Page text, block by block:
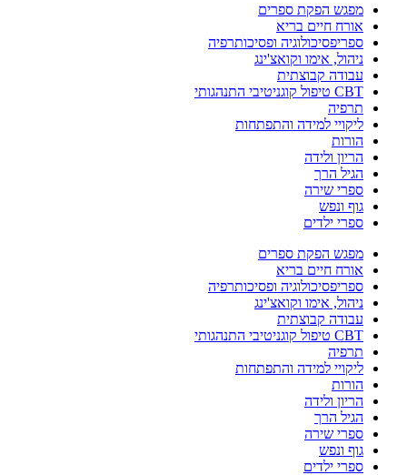
מפגש הפקת ספרים
אורח חיים בריא
ספריפסיכולוגיה ופסיכותרפיה
ניהול, אימו וקואצ'ינג
עבודה קבוצתית
CBT טיפול קוגניטיבי התנהגותי
תרפיה
ליקויי למידה והתפתחות
הורות
הריון ולידה
הגיל הרך
ספרי שירה
גוף ונפש
ספרי ילדים
מפגש הפקת ספרים
אורח חיים בריא
ספריפסיכולוגיה ופסיכותרפיה
ניהול, אימו וקואצ'ינג
עבודה קבוצתית
CBT טיפול קוגניטיבי התנהגותי
תרפיה
ליקויי למידה והתפתחות
הורות
הריון ולידה
הגיל הרך
ספרי שירה
גוף ונפש
ספרי ילדים